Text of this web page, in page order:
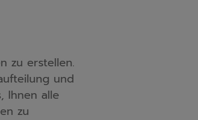
zu erstellen.
und
Ihnen alle
zu